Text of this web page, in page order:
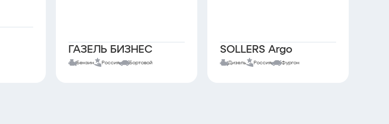
ГАЗЕЛЬ БИЗНЕС
Бензин Россия Бортовой
SOLLERS Argo
Дизель Россия Фургон